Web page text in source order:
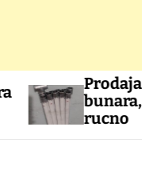
Prodaja alata
alati su
rucno i
bunara